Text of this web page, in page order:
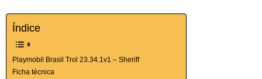
Índice
Playmobil Brasil Trol 23.34.1v1 – Sheriff
Ficha técnica